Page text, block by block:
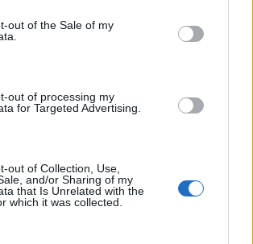
out of the Sale of my
out of processing my
for Targeted Advertising.
out of Collection, Use,
and/or Sharing of my
that Is Unrelated with the
which it was collected.
(PS)
con divieto dalle 21:00 alle 7:00, pe...